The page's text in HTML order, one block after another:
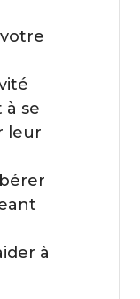
se
leur
à